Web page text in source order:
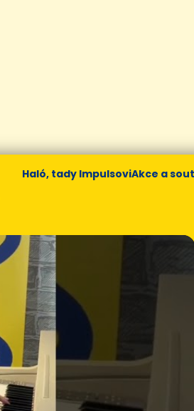
Haló, tady ImpulsoviAkce a